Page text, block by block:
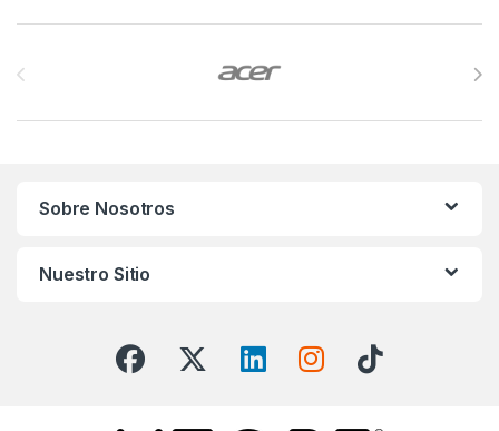
Sobre Nosotros
Nuestro Sitio